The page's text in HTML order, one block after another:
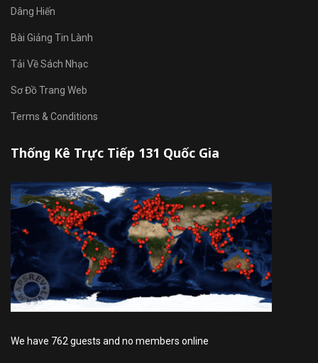
Dâng Hiến
Bài Giảng Tin Lành
Tải Về Sách Nhạc
Sơ Đồ Trang Web
Terms & Conditions
Thống Kê Trực Tiếp 131 Quốc Gia
We have 762 guests and no members online